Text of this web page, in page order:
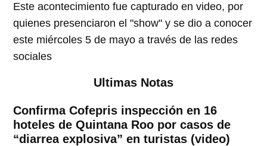
Este acontecimiento fue capturado en video, por
quienes presenciaron el "show" y se dio a conocer
este miércoles 5 de mayo a través de las redes
sociales
Ultimas Notas
Confirma Cofepris inspección en 16
hoteles de Quintana Roo por casos de
“diarrea explosiva” en turistas (video)